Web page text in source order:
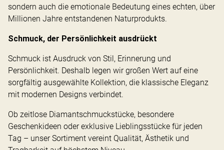
sondern auch die emotionale Bedeutung eines echten, über
Millionen Jahre entstandenen Naturprodukts.
Schmuck, der Persönlichkeit ausdrückt
Schmuck ist Ausdruck von Stil, Erinnerung und
Persönlichkeit. Deshalb legen wir großen Wert auf eine
sorgfältig ausgewählte Kollektion, die klassische Eleganz
mit modernen Designs verbindet.
Ob zeitlose Diamantschmuckstücke, besondere
Geschenkideen oder exklusive Lieblingsstücke für jeden
Tag – unser Sortiment vereint Qualität, Ästhetik und